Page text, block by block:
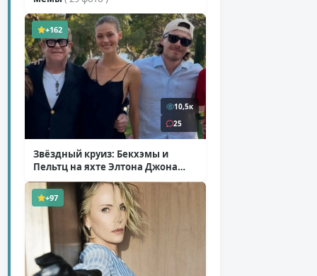
+162
10,5к
25
Звёздный круиз: Бекхэмы и
Пельтц на яхте Элтона Джона
( 12 фото )
+97